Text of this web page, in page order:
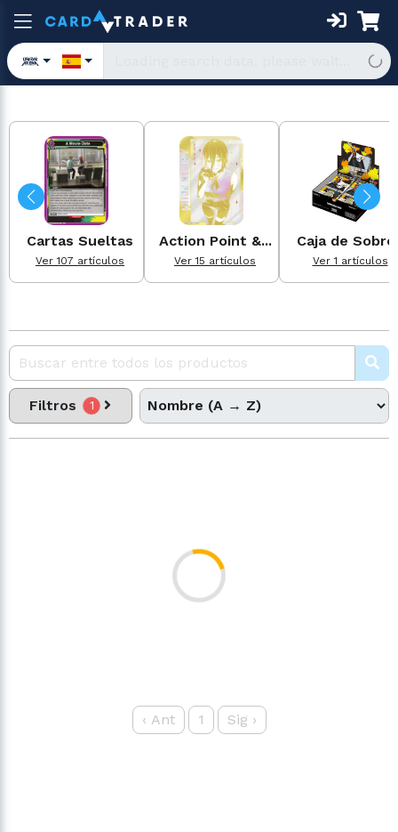
Cartas Sueltas
Ver 107 artículos
Action Point &...
Ver 15 artículos
Caja de
Ver 1 artículos
Filtros 1
‹ Ant 1 Sig ›